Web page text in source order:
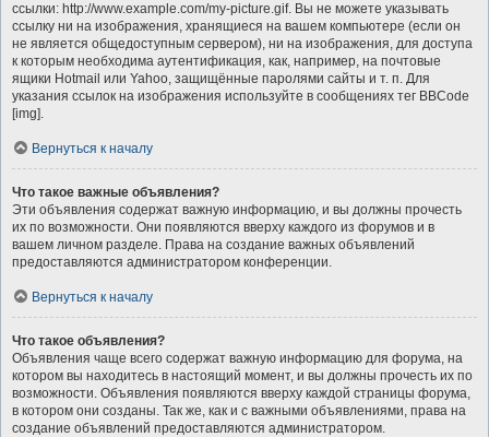
ссылки: http://www.example.com/my-picture.gif. Вы не можете указывать
ссылку ни на изображения, хранящиеся на вашем компьютере (если он
не является общедоступным сервером), ни на изображения, для доступа
к которым необходима аутентификация, как, например, на почтовые
ящики Hotmail или Yahoo, защищённые паролями сайты и т. п. Для
указания ссылок на изображения используйте в сообщениях тег BBCode
[img].
Вернуться к началу
Что такое важные объявления?
Эти объявления содержат важную информацию, и вы должны прочесть
их по возможности. Они появляются вверху каждого из форумов и в
вашем личном разделе. Права на создание важных объявлений
предоставляются администратором конференции.
Вернуться к началу
Что такое объявления?
Объявления чаще всего содержат важную информацию для форума, на
котором вы находитесь в настоящий момент, и вы должны прочесть их по
возможности. Объявления появляются вверху каждой страницы форума,
в котором они созданы. Так же, как и с важными объявлениями, права на
создание объявлений предоставляются администратором.